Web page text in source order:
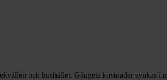
och hushållet. Gängets kostnader synkas i